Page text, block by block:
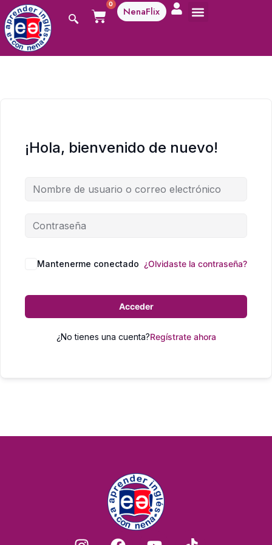
0
NenaFlix
¡Hola, bienvenido de nuevo!
Mantenerme conectado ¿Olvidaste la contraseña?
Acceder
¿No tienes una cuenta?Regístrate ahora